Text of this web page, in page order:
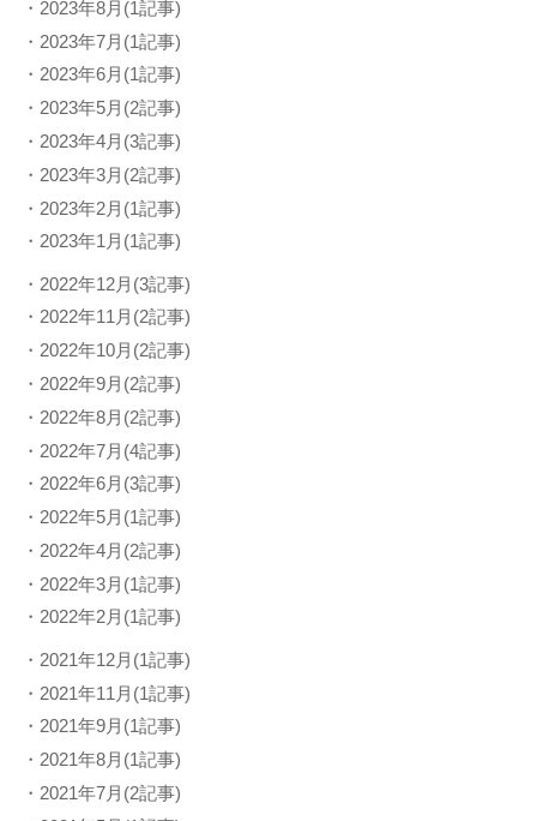
・2023年8月(1記事)
・2023年7月(1記事)
・2023年6月(1記事)
・2023年5月(2記事)
・2023年4月(3記事)
・2023年3月(2記事)
・2023年2月(1記事)
・2023年1月(1記事)
・2022年12月(3記事)
・2022年11月(2記事)
・2022年10月(2記事)
・2022年9月(2記事)
・2022年8月(2記事)
・2022年7月(4記事)
・2022年6月(3記事)
・2022年5月(1記事)
・2022年4月(2記事)
・2022年3月(1記事)
・2022年2月(1記事)
・2021年12月(1記事)
・2021年11月(1記事)
・2021年9月(1記事)
・2021年8月(1記事)
・2021年7月(2記事)